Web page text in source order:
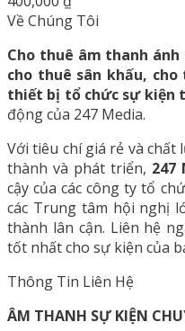
Về Chúng Tôi
Cho thuê âm thanh
cho thuê sân khấu,
thiết bị tổ chức sự kiện
động của 247 Media.
Với tiêu chí giá rẻ và chất
thành và phát triển, 247
cậy của các công ty tổ
các Trung tâm hội nghị
thành lân cận. Liên hệ
tốt nhất cho sự kiện của
Thông Tin Liên Hệ
ÂM THANH SỰ KIỆN